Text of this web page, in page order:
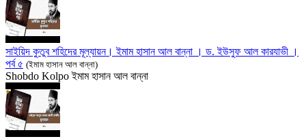
সাইয়িদ কুতুব শহিদের মূল্যায়ন। ইমাম হাসান আল বান্না । ড. ইউসুফ আল কারযাভী ।
পর্ব ৫ (ইমাম হাসান আল বান্না)
Shobdo Kolpo ইমাম হাসান আল বান্না